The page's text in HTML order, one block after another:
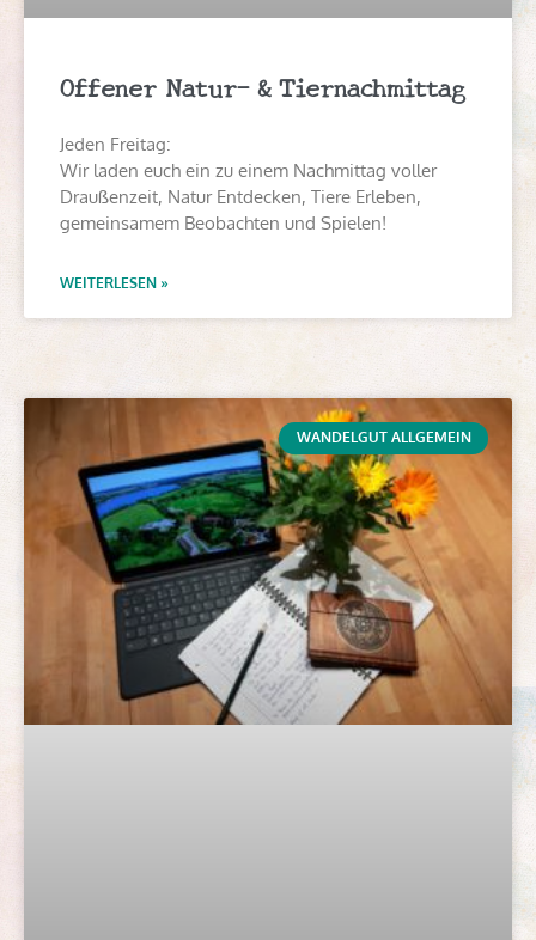
Offener Natur- & Tiernachmittag
Jeden Freitag:
Wir laden euch ein zu einem Nachmittag voller
Draußenzeit, Natur Entdecken, Tiere Erleben,
gemeinsamem Beobachten und Spielen!
WEITERLESEN »
WANDELGUT ALLGEMEIN